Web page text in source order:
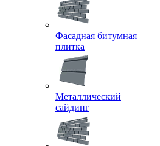
Фасадная битумная
плитка
Металлический
сайдинг